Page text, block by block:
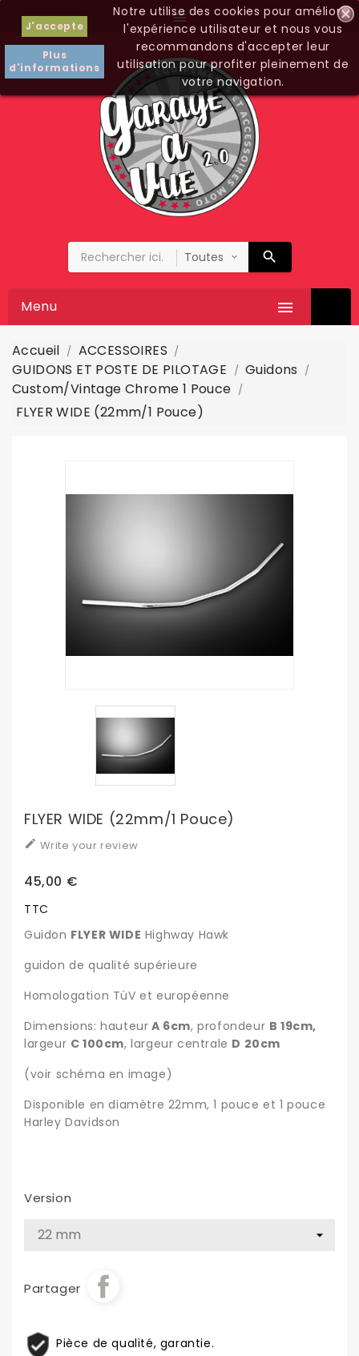

J'accepte
Plus
d'informations
Notre utilise des cookies pour améliorer
l'expérience utilisateur et nous vous
recommandons d'accepter leur
utilisation pour profiter pleinement de
votre navigation.

Menu
Accueil
ACCESSOIRES
GUIDONS ET POSTE DE PILOTAGE
Guidons
Custom/vintage Chrome 1 Pouce
FLYER WIDE (22mm/1 Pouce)
FLYER WIDE (22mm/1 Pouce)
 Write your review
45,00 €
TTC
Guidon FLYER WIDE Highway Hawk
guidon de qualité supérieure
Homologation TüV et européenne
Dimensions: hauteur A 6cm, profondeur B 19cm,
largeur C 100cm, largeur centrale D 20cm
(voir schéma en image)
Disponible en diamètre 22mm, 1 pouce et 1 pouce
Harley Davidson
Version
Partager
Pièce de qualité, garantie.